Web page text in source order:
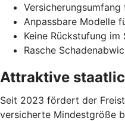
Anpassbare Modelle
Keine Rückstufung im
Rasche
Attraktive
Seit 2023 fördert der
versicherte Mindestgröße